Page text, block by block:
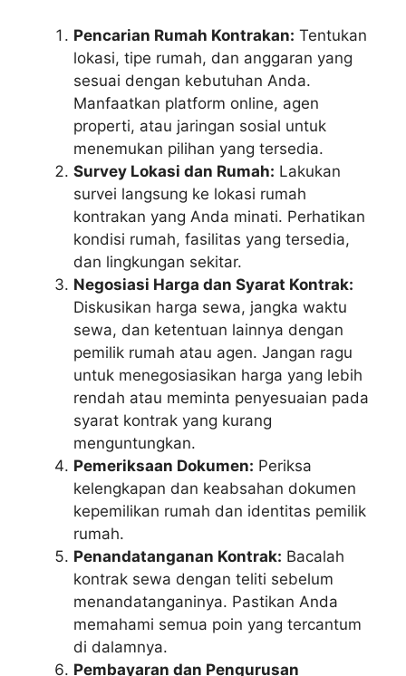
Pencarian Rumah Kontrakan: Tentukan
lokasi, tipe rumah, dan anggaran yang
sesuai dengan kebutuhan Anda.
Manfaatkan platform online, agen
properti, atau jaringan sosial untuk
menemukan pilihan yang tersedia.
Survey Lokasi dan Rumah: Lakukan
survei langsung ke lokasi rumah
kontrakan yang Anda minati. Perhatikan
kondisi rumah, fasilitas yang tersedia,
dan lingkungan sekitar.
Negosiasi Harga dan Syarat Kontrak:
Diskusikan harga sewa, jangka waktu
sewa, dan ketentuan lainnya dengan
pemilik rumah atau agen. Jangan ragu
untuk menegosiasikan harga yang lebih
rendah atau meminta penyesuaian pada
syarat kontrak yang kurang
menguntungkan.
Pemeriksaan Dokumen: Periksa
kelengkapan dan keabsahan dokumen
kepemilikan rumah dan identitas pemilik
rumah.
Penandatanganan Kontrak: Bacalah
kontrak sewa dengan teliti sebelum
menandatanganinya. Pastikan Anda
memahami semua poin yang tercantum
di dalamnya.
Pembayaran dan Pengurusan